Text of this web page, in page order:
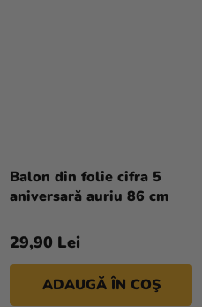
Balon din folie cifra 5
aniversară auriu 86 cm
29,90 Lei
ADAUGĂ ÎN COŞ